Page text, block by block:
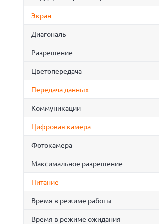
Экран
Диагональ
Разрешение
Цветопередача
Передача данных
Коммуникации
Цифровая камера
Фотокамера
Максимальное разрешение
Питание
Время в режиме работы
Время в режиме ожидания